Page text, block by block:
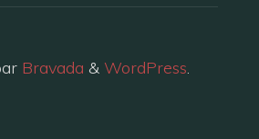
Bravada & WordPress.